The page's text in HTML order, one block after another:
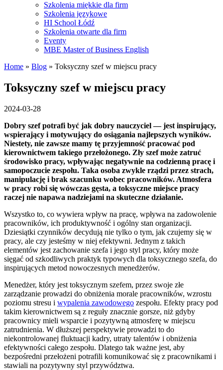
Szkolenia miękkie dla firm
Szkolenia językowe
HI School Łódź
Szkolenia otwarte dla firm
Eventy
MBE Master of Business English
Home » Blog » Toksyczny szef w miejscu pracy
Toksyczny szef w miejscu pracy
2024-03-28
Dobry szef potrafi być jak dobry nauczyciel — jest inspirujący,
wspierający i motywujący do osiągania najlepszych wyników.
Niestety, nie zawsze mamy tę przyjemność pracować pod
kierownictwem takiego przełożonego. Zły szef może zatruć
środowisko pracy, wpływając negatywnie na codzienną pracę i
samopoczucie zespołu. Taka osoba zwykle rządzi przez strach,
manipulację i brak szacunku wobec pracowników. Atmosfera
w pracy robi się wówczas gęsta, a toksyczne miejsce pracy
raczej nie napawa nadziejami na skuteczne działanie.
Wszystko to, co wywiera wpływ na pracę, wpływa na zadowolenie
pracowników, ich produktywność i ogólny stan organizacji.
Dziesiątki czynników decydują nie tylko o tym, jak czujemy się w
pracy, ale czy jesteśmy w niej efektywni. Jednym z takich
elementów jest zachowanie szefa i jego styl pracy, który może
sięgać od szkodliwych praktyk typowych dla toksycznego szefa, do
inspirujących metod nowoczesnych menedżerów.
Menedżer, który jest toksycznym szefem, przez swoje złe
zarządzanie prowadzi do obniżenia morale pracowników, wzrostu
poziomu stresu i wypalenia zawodowego zespołu. Efekty pracy pod
takim kierownictwem są z reguły znacznie gorsze, niż gdyby
pracownicy mieli wsparcie i pozytywną atmosferę w miejscu
zatrudnienia. W dłuższej perspektywie prowadzi to do
niekontrolowanej fluktuacji kadry, utraty talentów i obniżenia
efektywności całego zespołu. Dlatego tak ważne jest, aby
bezpośredni przełożeni potrafili komunikować się z pracownikami i
stawiali na pozytywny styl przywództwa.